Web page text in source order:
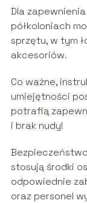
Dla
półkoloniach
sprzętu, w tym
akcesoriów.
Co ważne,
umiejętności
potrafią
i brak nudy!
stosują środki
odpowiednie
oraz personel